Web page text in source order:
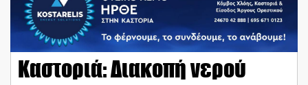
Καστοριά: Διακοπή νερού